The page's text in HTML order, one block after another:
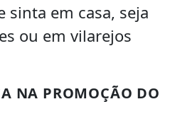
em casa, seja
ou em vilarejos
NA PROMOÇÃO DO